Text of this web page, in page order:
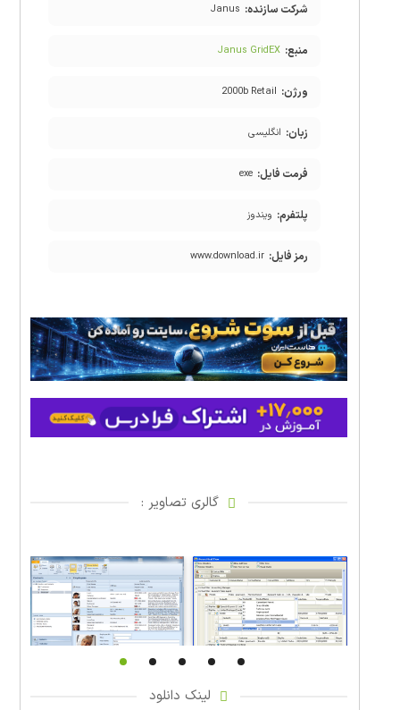
شرکت سازنده: Janus
منبع: Janus GridEX
ورژن: 2000b Retail
زبان: انگلیسی
فرمت فایل: exe
پلتفرم: ویندوز
رمز فایل: www.download.ir
گالری تصاویر :
لینک دانلود